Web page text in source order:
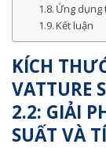
Ứng dụng
Kết luận
KÍCH
VATTURE
2.2: GIẢI
SUẤT VÀ